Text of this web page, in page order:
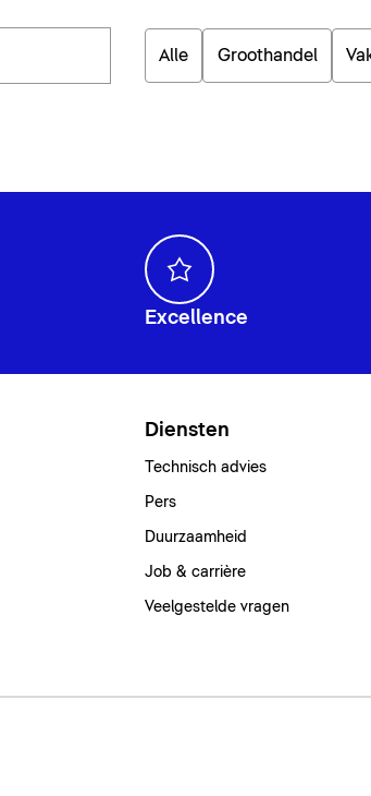
Alle Groothandel
Excellence
Diensten
Technisch advies
Pers
Duurzaamheid
Job & carrière
Veelgestelde vragen